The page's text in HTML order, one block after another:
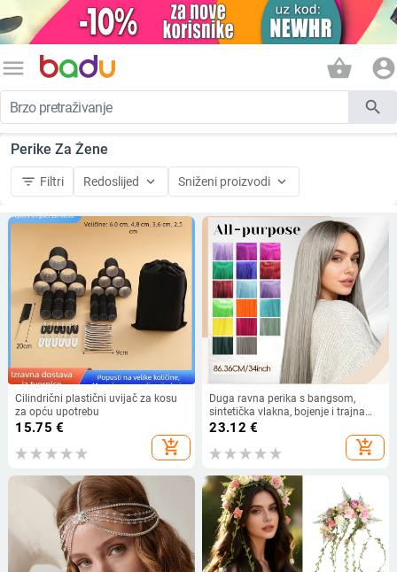
menu shopping_basket account_circle
search
Perike Za Žene
filter_list Filtri Redoslijed keyboard_arrow_down Sniženi proizvodi keyboard_arrow_down
Cilindrični plastični uvijač za kosu
za opću upotrebu
15.75 €
add_shopping_cart
Duga ravna perika s bangsom,
sintetička vlakna, bojenje i trajna
dopuštena, univerzalna prilagodba
23.12 €
add_shopping_cart